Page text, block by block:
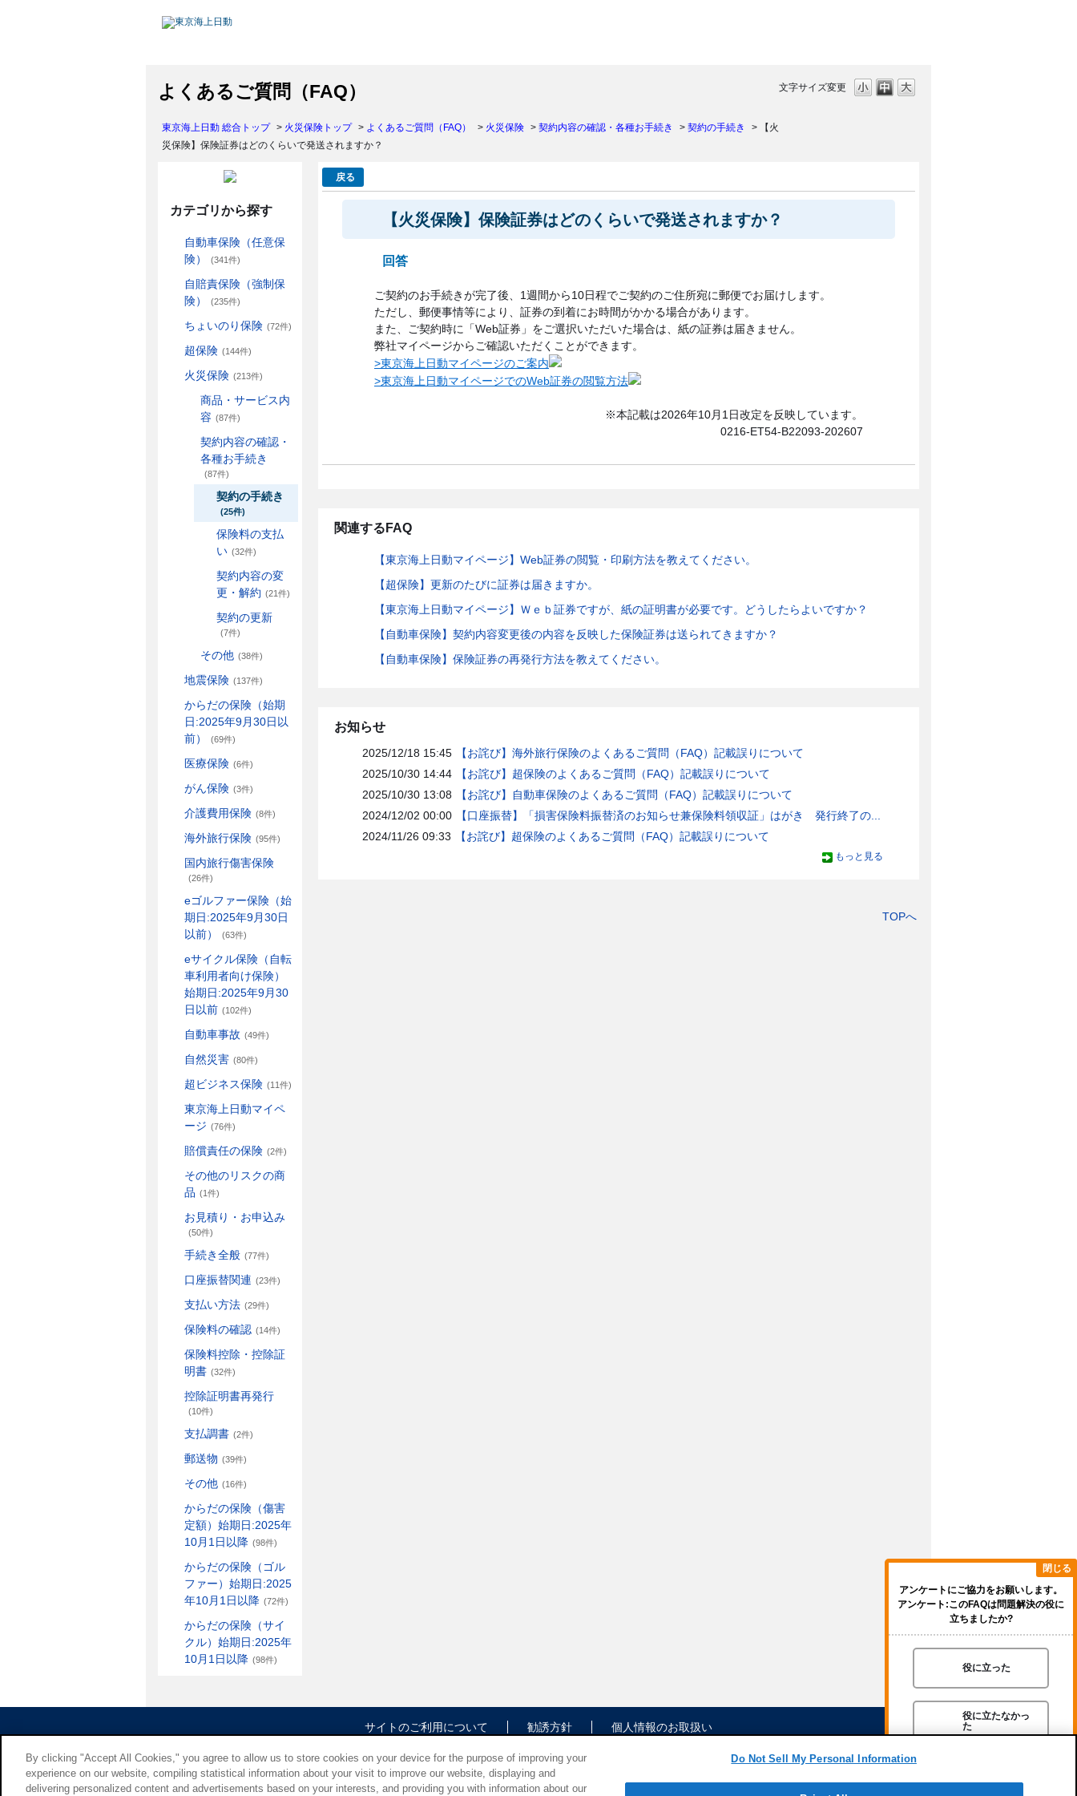
よくあるご質問（FAQ） 文字サイズ変更
東京海上日動 総合トップ > 火災保険トップ > よくあるご質問（FAQ） > 火災保険 > 契約内容の確認・各種お手続き > 契約の手続き >
【火
災保険】保険証券はどのくらいで発送されますか？
カテゴリから探す
自動車保険（任意保
険）
(341件)
自賠責保険（強制保
険）
(235件)
ちょいのり保険 (72件)
超保険 (144件)
火災保険 (213件)
商品・サービス内
容 (87件)
契約内容の確認・
各種お手続き
(87件)
契約の手続き
(25件)
保険料の支払
い (32件)
契約内容の変
更・解約 (21件)
契約の更新
(7件)
その他 (38件)
地震保険 (137件)
からだの保険（始期
日:2025年9月30日以
前）
(69件)
医療保険 (6件)
がん保険 (3件)
介護費用保険 (8件)
海外旅行保険 (95件)
国内旅行傷害保険
(26件)
eゴルファー保険（始
期日:2025年9月30日
以前）
(63件)
eサイクル保険（自転
車利用者向け保険）
始期日:2025年9月30
日以前 (102件)
自動車事故 (49件)
自然災害 (80件)
超ビジネス保険 (11件)
東京海上日動マイペ
ージ (76件)
賠償責任の保険 (2件)
その他のリスクの商
品 (1件)
お見積り・お申込み
(50件)
手続き全般 (77件)
口座振替関連 (23件)
支払い方法 (29件)
保険料の確認 (14件)
保険料控除・控除証
明書 (32件)
控除証明書再発行
(10件)
支払調書 (2件)
郵送物 (39件)
その他 (16件)
からだの保険（傷害
定額）始期日:2025年
10月1日以降 (98件)
からだの保険（ゴル
ファー）始期日:2025
年10月1日以降 (72件)
からだの保険（サイ
クル）始期日:2025年
10月1日以降 (98件)
戻る
【火災保険】保険証券はどのくらいで発送されますか？
回答
ご契約のお手続きが完了後、1週間から10日程でご契約のご住所宛に郵便でお届けします。
ただし、郵便事情等により、証券の到着にお時間がかかる場合があります。
また、ご契約時に「Web証券」をご選択いただいた場合は、紙の証券は届きません。
弊社マイページからご確認いただくことができます。
>東京海上日動マイページのご案内
>東京海上日動マイページでのWeb証券の閲覧方法
※本記載は2026年10月1日改定を反映しています。
0216-ET54-B22093-202607
閉じる
アンケートにご協力をお願いします。
アンケート:このFAQは問題解決の役に
立ちましたか?
役に立った
役に立たなかっ
た
関連するFAQ
【東京海上日動マイページ】Web証券の閲覧・印刷方法を教えてください。
【超保険】更新のたびに証券は届きますか。
【東京海上日動マイページ】Ｗｅｂ証券ですが、紙の証明書が必要です。どうしたらよいですか？
【自動車保険】契約内容変更後の内容を反映した保険証券は送られてきますか？
【自動車保険】保険証券の再発行方法を教えてください。
お知らせ
2025/12/18 15:45
【お詫び】海外旅行保険のよくあるご質問（FAQ）記載誤りについて
2025/10/30 14:44
【お詫び】超保険のよくあるご質問（FAQ）記載誤りについて
2025/10/30 13:08
【お詫び】自動車保険のよくあるご質問（FAQ）記載誤りについて
2024/12/02 00:00
【口座振替】「損害保険料振替済のお知らせ兼保険料領収証」はがき 発行終了の...
2024/11/26 09:33
【お詫び】超保険のよくあるご質問（FAQ）記載誤りについて
もっと見る
TOPへ
サイトのご利用について 勧誘方針 個人情報のお取扱い
By clicking "Accept All Cookies," you agree to allow us to store cookies on your device for the purpose of improving your
experience on our website, compiling statistical information about your visit to improve our website, displaying and
delivering personalized content and advertisements based on your interests, and providing you with information about our
Do Not Sell My Personal Information